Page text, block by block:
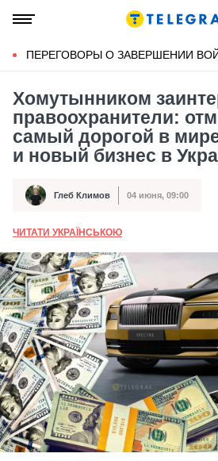
ПЕРЕГОВОРЫ О ЗАВЕРШЕНИИ
Хомутынником
правоохранители:
самый дорогой в
и новый бизнес в
Автор Глеб Климов
Дата публикации 04 июня, 09:00
ЧИТАТИ УКРАЇНСЬКОЮ